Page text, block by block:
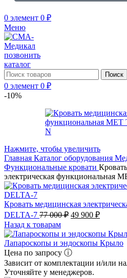
0 элемент 0 ₽
Меню
позвонить
каталог
Поиск
0 элемент 0 ₽
-10%
Нажмите, чтобы увеличить
Главная Каталог оборудования
Функциональные кровати
электрическая функциональная
Кровать медицинская
DELTA-7 77 000₽ 49 900 ₽
Назад к товарам
Лапароскопы и эндоскопы Крыло
Цена по запросу ⓘ
Зависит от комплектации и/или
Уточняйте у менеджеров.